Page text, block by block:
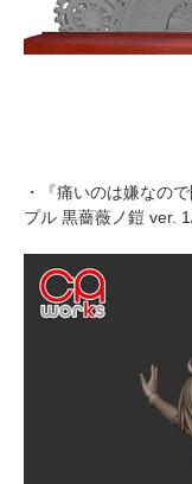
・『痛いのは嫌なの
プル 黒薔薇ノ鎧 ver.